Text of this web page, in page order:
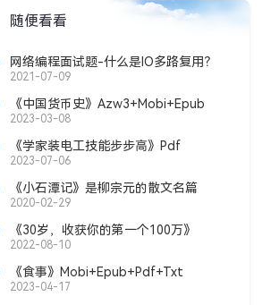
随便看看
网络编程面试题-什么是IO多路复用？
2021-07-09
《中国货币史》Azw3+Mobi+Epub
2023-03-08
《学家装电工技能步步高》Pdf
2023-07-06
《小石潭记》是柳宗元的散文名篇
《____________ 》中的第四篇。
2020-02-29
《30岁，收获你的第一个100万》
AZW3+MOBI+EPUB
2022-08-10
《食事》Mobi+Epub+Pdf+Txt
2023-04-17